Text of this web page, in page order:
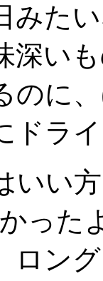
みた
深い
のに
ドラ
いい
った
ロン